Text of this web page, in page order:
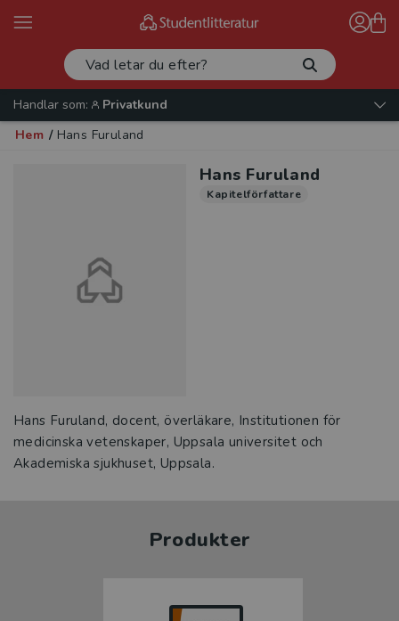
Handlar som:
Privatkund
Hem / Hans Furuland
Hans Furuland
Kapitelförfattare
Hans Furuland, docent, överläkare, Institutionen för
medicinska vetenskaper, Uppsala universitet och
Akademiska sjukhuset, Uppsala.
Produkter